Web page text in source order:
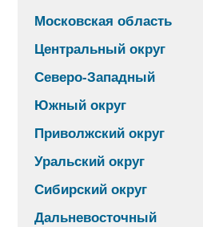
Московская область
Центральный округ
Северо-Западный
Южный округ
Приволжский округ
Уральский округ
Сибирский округ
Дальневосточный